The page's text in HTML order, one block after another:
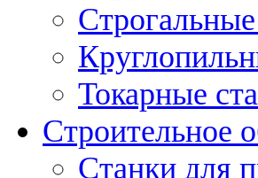
Токарные
Строительное
Станки для